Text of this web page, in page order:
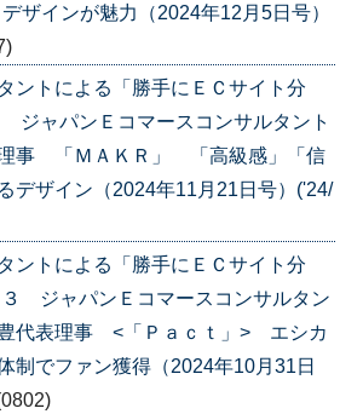
ザインが魅力（2024年12月5日号）
ントによる「勝手にＥＣサイト分
ジャパンＥコマースコンサルタント
事 「ＭＡＫＲ」 「高級感」「信
デザイン（2024年11月21日号）('24/
ントによる「勝手にＥＣサイト分
ジャパンＥコマースコンサルタン
代表理事 <「Ｐａｃｔ」> エシカ
制でファン獲得（2024年10月31日